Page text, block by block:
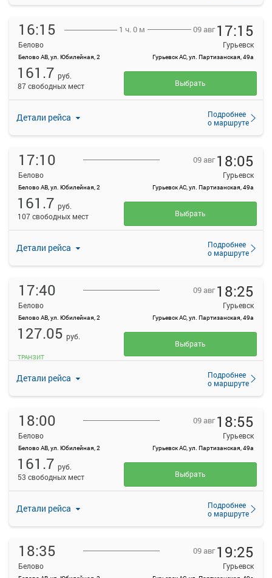
16:15
Белово
Белово АВ, ул. Юбилейная, 2
1 ч. 0 м 09 авг 17:15
Гурьевск
Гурьевск АС, ул. Партизанская, 49а
Детали рейса
Подробнее
о маршруте
161.7 руб.
87 свободных мест
Выбрать
17:10
Белово
Белово АВ, ул. Юбилейная, 2
09 авг 18:05
Гурьевск
Гурьевск АС, ул. Партизанская, 49а
Детали рейса
Подробнее
о маршруте
161.7 руб.
107 свободных мест
Выбрать
17:40
Белово
Белово АВ, ул. Юбилейная, 2
09 авг 18:25
Гурьевск
Гурьевск АС, ул. Партизанская, 49а
Детали рейса
Подробнее
о маршруте
127.05 руб.
ТРАНЗИТ
Выбрать
18:00
Белово
Белово АВ, ул. Юбилейная, 2
09 авг 18:55
Гурьевск
Гурьевск АС, ул. Партизанская, 49а
Детали рейса
Подробнее
о маршруте
161.7 руб.
53 свободных мест
Выбрать
18:35
Белово
09 авг 19:25
Гурьевск